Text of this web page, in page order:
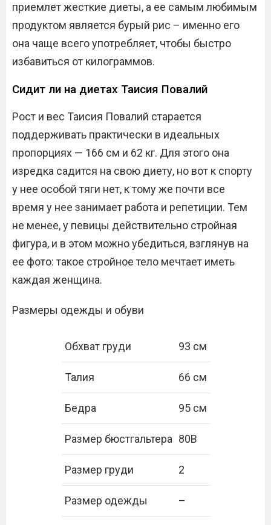
приемлет жесткие диеты, а ее самым любимым
продуктом является бурый рис – именно его
она чаще всего употребляет, чтобы быстро
избавиться от килограммов.
Сидит ли на диетах Таисия Повалий
Рост и вес Таисия Повалий старается
поддерживать практически в идеальных
пропорциях — 166 см и 62 кг. Для этого она
изредка садится на свою диету, но вот к спорту
у нее особой тяги нет, к тому же почти все
время у нее занимает работа и репетиции. Тем
не менее, у певицы действительно стройная
фигура, и в этом можно убедиться, взглянув на
ее фото: такое стройное тело мечтает иметь
каждая женщина.
Размеры одежды и обуви
Обхват груди 93 см
Талия 66 см
Бедра 95 см
Размер бюстгальтера 80B
Размер груди 2
Размер одежды –